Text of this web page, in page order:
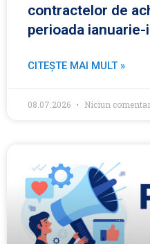
contractelor de
perioada
CITEȘTE MAI MULT »
08.07.2026 Niciun